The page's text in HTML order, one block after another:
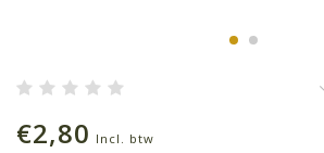
€2,80 Incl. btw